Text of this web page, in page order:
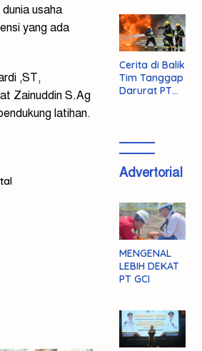
usaha
yang ada
,ST,
Zainuddin S.Ag
latihan.
Sumbawa
Barat
Cerita di Balik
Tim Tanggap
Darurat PT
Advertorial
MENGENAL
LEBIH DEKAT
PT GCI